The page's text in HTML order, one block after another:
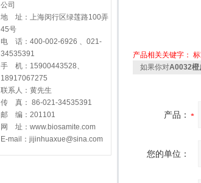
公司
地 址：上海闵行区绿莲路100弄
45号
电 话：400-002-6926 、021-
34535391
手 机：15900443528、
18917067275
联系人：黄先生
传 真： 86-021-34535391
邮 编：201101
网 址：www.biosamite.com
E-mail：jijinhuaxue@sina.com
产品相关关键字：
如果你对A0032
产品：
您的单位：